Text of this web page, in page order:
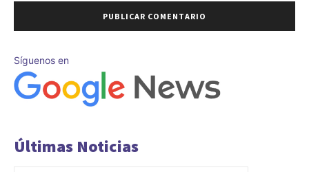
Síguenos en
Últimas Noticias